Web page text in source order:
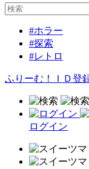
#ホラー
#探索
#レトロ
ふりーむ！ＩＤ登
ログイン